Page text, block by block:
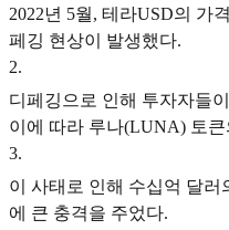
2022년 5월, 테라USD의 가
페깅 현상이 발생했다.
2.
디페깅으로 인해 투자자들
이에 따라 루나(LUNA) 토
3.
이 사태로 인해 수십억 달
에 큰 충격을 주었다.